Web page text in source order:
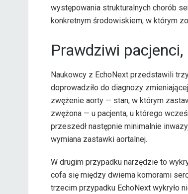
występowania strukturalnych chorób
konkretnym środowiskiem, w którym
Prawdziwi
Naukowcy z EchoNext przedstawili
doprowadziło do diagnozy
zwężenie aorty — stan, w którym
zwężona — u pacjenta, u którego
przeszedł następnie minimalnie
wymiana zastawki aortalnej.
W drugim przypadku narzędzie to
cofa się między dwiema komorami
trzecim przypadku EchoNext wykryło